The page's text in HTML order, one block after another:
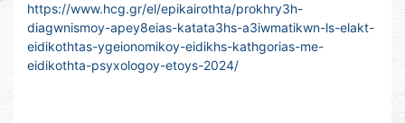
https://www.hcg.gr/el/epikairothta/prokhry3h-
diagwnismoy-apey8eias-katata3hs-a3iwmatikwn-ls-elakt-
eidikothtas-ygeionomikoy-eidikhs-kathgorias-me-
eidikothta-psyxologoy-etoys-2024/